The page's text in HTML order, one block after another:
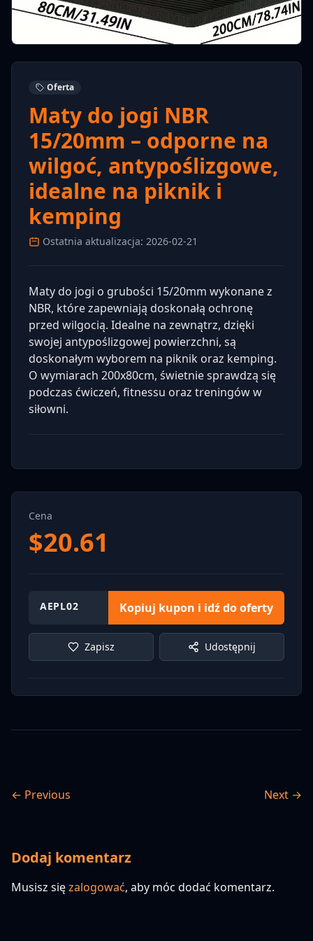
Oferta
Maty do jogi NBR
15/20mm – odporne na
wilgoć, antypoślizgowe,
idealne na piknik i
kemping
Ostatnia aktualizacja: 2026-02-21
Maty do jogi o grubości 15/20mm wykonane z
NBR, które zapewniają doskonałą ochronę
przed wilgocią. Idealne na zewnątrz, dzięki
swojej antypoślizgowej powierzchni, są
doskonałym wyborem na piknik oraz kemping.
O wymiarach 200x80cm, świetnie sprawdzą się
podczas ćwiczeń, fitnessu oraz treningów w
siłowni.
Cena
$20.61
AEPL02 Kopiuj kupon i idź do oferty
Zapisz Udostępnij
← Previous Next →
Dodaj komentarz
Musisz sięzalogować, aby móc dodać komentarz.